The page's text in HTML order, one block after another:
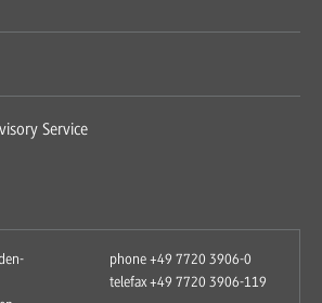
Service
phone +49 7720 3906-0
telefax +49 7720 3906-119